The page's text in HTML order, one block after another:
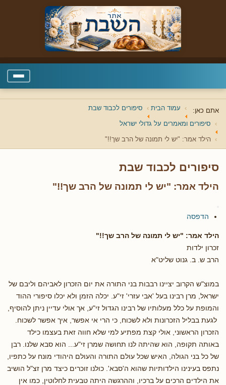
אתם כאן: עמוד הבית סיפורים לכבוד שבת
סיפורים ומאמרים על גדולי ישראל
הילד אמר: "יש לי תמונה של הרב שך!!"
סיפורים לכבוד שבת
הילד אמר: "יש לי תמונה של הרב שך!!"
הדפסה
הילד אמר: "יש לי תמונה של הרב שך!!"
זכרון ילדות
הרב ש. ב. גנוט שליט"א
במוצ"ש הקרוב יציינו רבבות בני התורה את יום הזכרון לאביהם וליבם של
ישראל, מרן רבינו בעל 'אבי עזרי' זי"ע. יכלה הזמן ולא יכלו סיפורי ההוד
והמופת על כלל מעלותיו של רבינו הגדול זי"ע, אך אולי עדיין ניתן להוסיף,
לגעת בבליל הזכרונות ולא לשכוח, כי הרי אי אפשר, איך אפשר לשכוח.
הזכרון הראשוני, אולי קצת מפתיע למי שלא חווה זאת בעצמו כילד
באותה תקופה, הוא שהיתה לנו תחושה שמרן זי"ע... הוא סבא שלנו. רבן
של כל בני הגולה, האיש שכל עולם התורה והעולם היהודי מונח על כתפיו,
נתפס בעינינו הילדותיות שהוא ה'סבא'. כולנו זוכרים כיצד מרן זצ"ל הושיב
את הילדים הרכים על ברכיו, וההרגשה היתה טבעית לחלוטין, כמו אין